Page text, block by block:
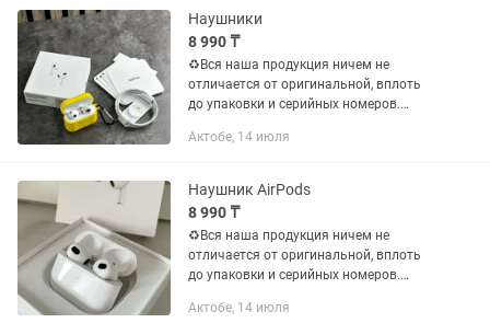
Наушники
8 990 ₸
♻️Вся наша продукция ничем не
отличается от оригинальной, вплоть
до упаковки и серийных номеров.
невозможно отличить от оригинала
☑️Оригинальная...
Актобе, 14 июля
Наушник AirPods
8 990 ₸
♻️Вся наша продукция ничем не
отличается от оригинальной, вплоть
до упаковки и серийных номеров.
невозможно отличить от оригинала
Актобе, 14 июля